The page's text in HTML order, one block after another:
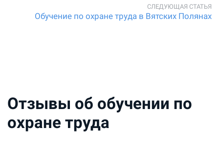
Обучение по охране труда в Вятских Полянах
Отзывы об обучении по
охране труда